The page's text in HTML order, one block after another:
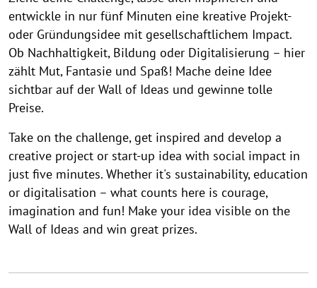
entwickle in nur fünf Minuten eine kreative Projekt-
oder Gründungsidee mit gesellschaftlichem Impact.
Ob Nachhaltigkeit, Bildung oder Digitalisierung – hier
zählt Mut, Fantasie und Spaß! Mache deine Idee
sichtbar auf der Wall of Ideas und gewinne tolle
Preise.
Take on the challenge, get inspired and develop a
creative project or start-up idea with social impact in
just five minutes. Whether it's sustainability, education
or digitalisation – what counts here is courage,
imagination and fun! Make your idea visible on the
Wall of Ideas and win great prizes.